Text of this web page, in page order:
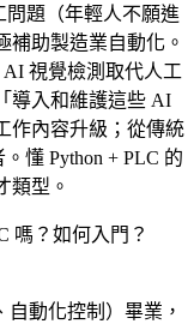
題（年輕人不願進
補助製造業自動化。
視覺檢測取代人工
導入和維護這些 AI
作內容升級；從傳統
懂 Python + PLC 的
類型。
嗎？如何入門？
動化控制）畢業，